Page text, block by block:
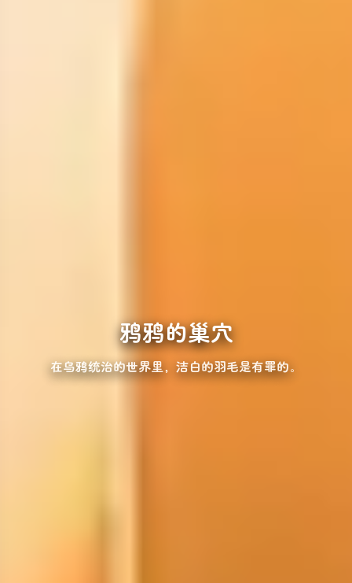
鸦鸦的巢穴
在乌鸦统治的世界里，洁白的羽毛是有罪的。